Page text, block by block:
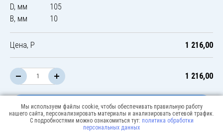
D, мм
105
B, мм
10
Цена, Р 1 216,00
1 216,00
В корзину
Мы используем файлы cookie, чтобы обеспечивать правильную работу
нашего сайта, персонализировать материалы и анализировать сетевой трафик.
С подробностями можно ознакомиться тут: политика обработки
персональных данных